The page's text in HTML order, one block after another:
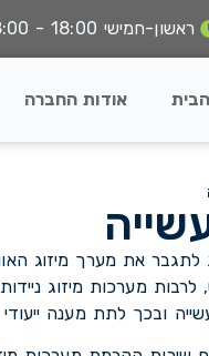
ראשון-חמישי 18:00 - 8:00
אודות החברה
את מערך מיזוג
לרבות מערכות מיזוג
ובכך לתת מענה